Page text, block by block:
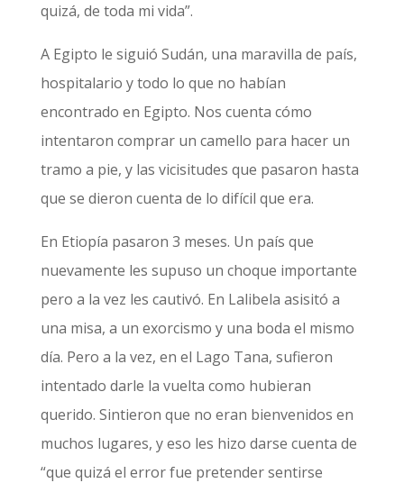
quizá, de toda mi vida”.
A Egipto le siguió Sudán, una maravilla de país,
hospitalario y todo lo que no habían
encontrado en Egipto. Nos cuenta cómo
intentaron comprar un camello para hacer un
tramo a pie, y las vicisitudes que pasaron hasta
que se dieron cuenta de lo difícil que era.
En Etiopía pasaron 3 meses. Un país que
nuevamente les supuso un choque importante
pero a la vez les cautivó. En Lalibela asisitó a
una misa, a un exorcismo y una boda el mismo
día. Pero a la vez, en el Lago Tana, sufieron
intentado darle la vuelta como hubieran
querido. Sintieron que no eran bienvenidos en
muchos lugares, y eso les hizo darse cuenta de
“que quizá el error fue pretender sentirse